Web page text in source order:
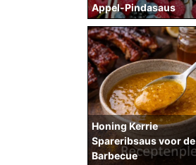
Appel-Pindasaus
Honing Kerrie
Spareribsaus voor de
Barbecue